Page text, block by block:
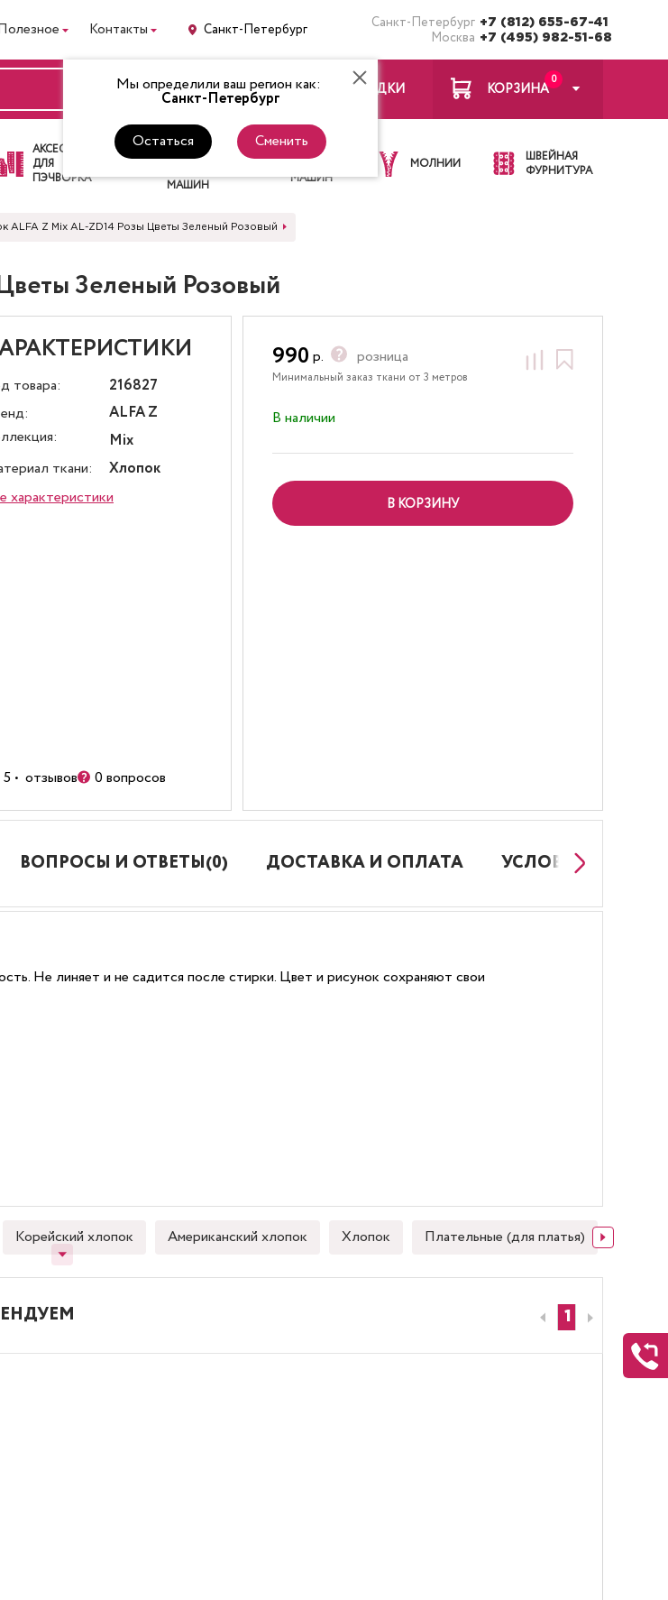
Контакты Санкт-Петербург Санкт-Петербург +7 (812) 655-67-41
Москва +7 (495) 982-51-68
Мы определили ваш регион как:
Санкт-Петербург
Остаться Сменить
ВХОД ЗАКЛАДКИ
0
КОРЗИНА
АКСЕССУАРЫ
ДЛЯ
ПЭЧВОРКА
ЛАПКИ
ДЛЯ
МАШИН
ИГЛЫ ДЛЯ
ШВЕЙНЫХ
МАШИН
МОЛНИИ
ШВЕЙНАЯ
ФУРНИТУРА
ALFA Z Mix AL-ZD14 Розы Цветы Зеленый Розовый
Зеленый Розовый
товара:
216827
ALFA Z
Mix
ткани:
Хлопок
характеристики
5 • отзывов 0 вопросов
990 р. розница
Минимальный заказ ткани от 3 метров
В наличии
В КОРЗИНУ
ВОПРОСЫ И ОТВЕТЫ(0) ДОСТАВКА И ОПЛАТА УСЛОВИЯ РАБОТЫ
Не линяет и не садится после стирки. Цвет и рисунок сохраняют свои
Корейский хлопок Американский хлопок Хлопок Плательные (для платья)
1